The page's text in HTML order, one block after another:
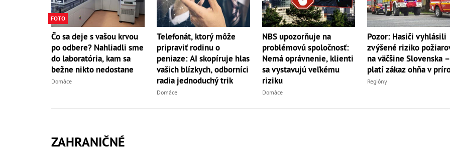
FOTO
Čo sa deje s vašou krvou
po odbere? Nahliadli sme
do laboratória, kam sa
bežne nikto nedostane
Domáce
Telefonát, ktorý môže
pripraviť rodinu o
peniaze: AI skopíruje hlas
vašich blízkych, odborníci
radia jednoduchý trik
Domáce
NBS upozorňuje na
problémovú spoločnosť:
Nemá oprávnenie, klienti
sa vystavujú veľkému
riziku
Domáce
Pozor: Hasiči vyhlásili
zvýšené riziko
na väčšine Slovenska –
platí zákaz ohňa v
Regióny
ZAHRANIČNÉ